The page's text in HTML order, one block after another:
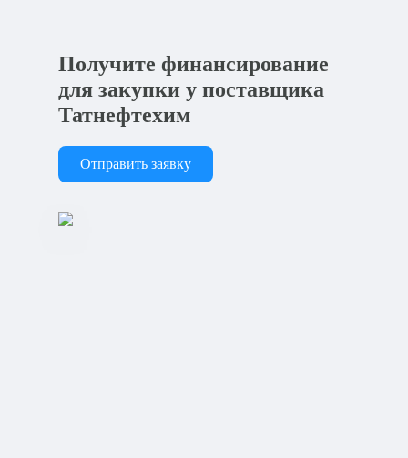
Получите финансирование
для закупки у поставщика
Татнефтехим
Отправить заявку